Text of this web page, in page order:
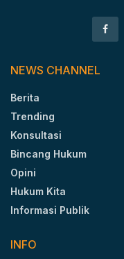
NEWS CHANNEL
Berita
Trending
Konsultasi
Bincang Hukum
Opini
Hukum Kita
Informasi Publik
INFO